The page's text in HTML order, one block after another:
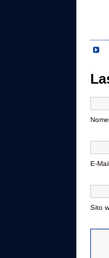
Nome
E-
Sito